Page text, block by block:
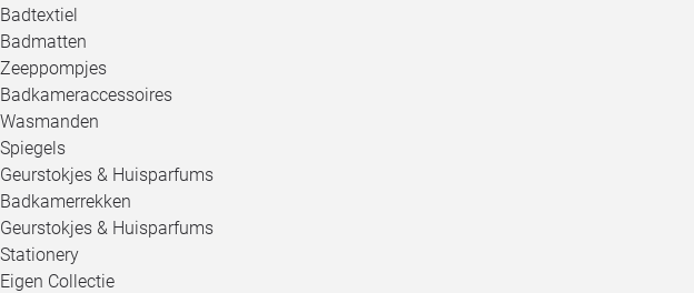
Badtextiel
Badmatten
Zeeppompjes
Badkameraccessoires
Wasmanden
Spiegels
Geurstokjes & Huisparfums
Badkamerrekken
Geurstokjes & Huisparfums
Stationery
Eigen Collectie